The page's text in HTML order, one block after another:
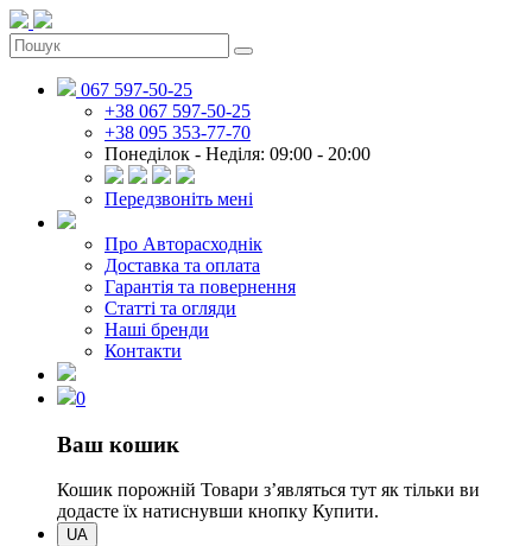
067 597-50-25
+38 067 597-50-25
+38 095 353-77-70
Понеділок - Неділя: 09:00 - 20:00
Передзвоніть мені
Про Авторасходнік
Доставка та оплата
Гарантія та повернення
Статті та огляди
Наші бренди
Контакти
0
Ваш кошик
Кошик порожній Товари зʼявляться тут як тільки ви
додасте їх натиснувши кнопку Купити.
UA